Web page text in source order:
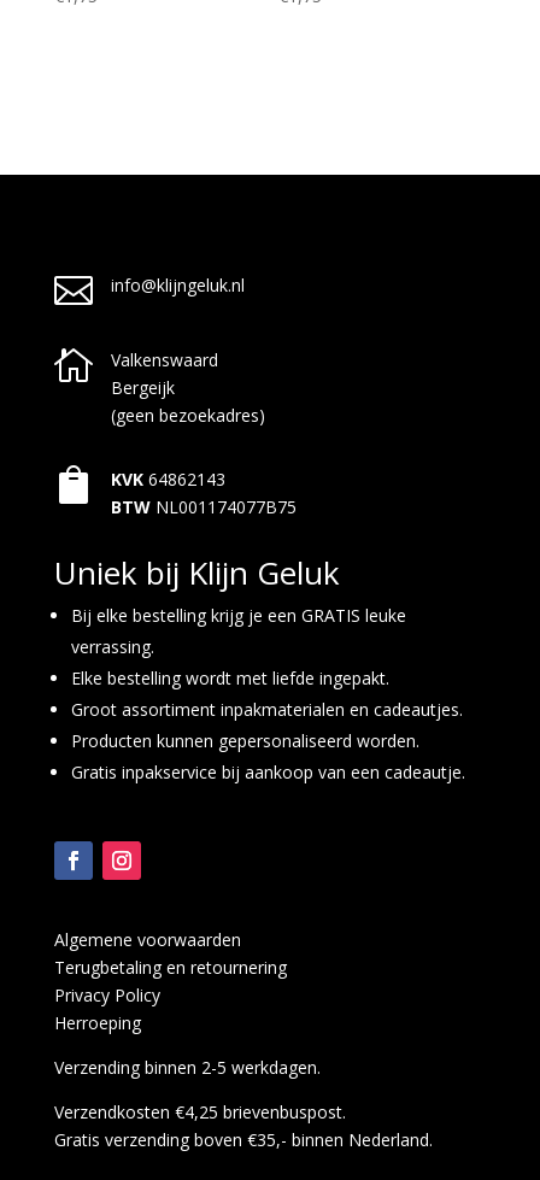
 info@klijngeluk.nl

Valkenswaard
Bergeijk
(geen bezoekadres)
 KVK 64862143
BTW NL001174077B75
Uniek bij Klijn Geluk
Bij elke bestelling krijg je een GRATIS leuke
verrassing.
Elke bestelling wordt met liefde ingepakt.
Groot assortiment inpakmaterialen en cadeautjes.
Producten kunnen gepersonaliseerd worden.
Gratis inpakservice bij aankoop van een cadeautje.
Algemene voorwaarden
Terugbetaling en retournering
Privacy Policy
Herroeping
Verzending binnen 2-5 werkdagen.
Verzendkosten €4,25 brievenbuspost.
Gratis verzending boven €35,- binnen Nederland.